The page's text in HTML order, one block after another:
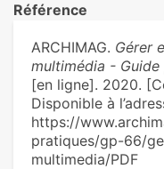
Référence
ARCHIMAG. Gérer
multimédia -
[en ligne]. 2020.
Disponible à
https://
pratiques/gp-66/
multimedia/PDF